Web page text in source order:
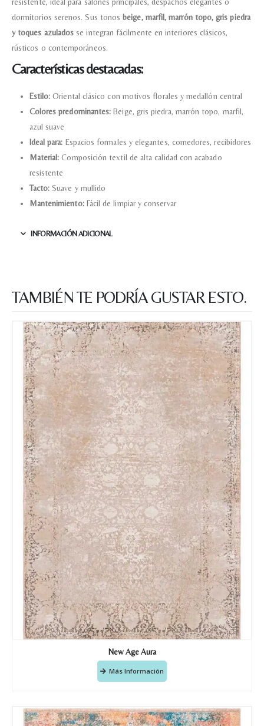
dormitorios serenos. Sus tonos beige, marfil, marrón topo, gris piedra
y toques azulados se integran fácilmente en interiores clásicos,
rústicos o contemporáneos.
Características destacadas:
Estilo: Oriental clásico con motivos florales y medallón central
Colores predominantes: Beige, gris piedra, marrón topo, marfil,
azul suave
Ideal para: Espacios formales y elegantes, comedores, recibidores
Material: Composición textil de alta calidad con acabado
resistente
Tacto: Suave y mullido
Mantenimiento:Fácil de limpiar y conservar
INFORMACIÓN ADICIONAL
TAMBIÉN TE PODRÍA GUSTAR ESTO.
New Age Aura
Más Información